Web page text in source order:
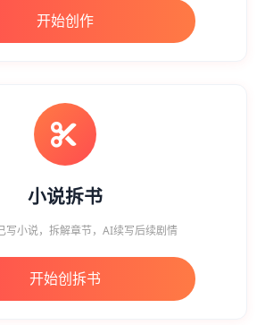
开始创作
小说拆书
写小说，拆解章节，AI续写后续剧情
开始创拆书